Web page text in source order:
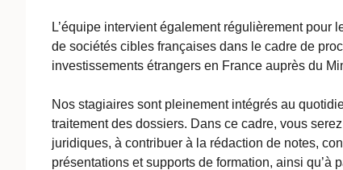
L’équipe intervient également régulièrement pour
de sociétés cibles françaises dans le cadre de
investissements étrangers en France auprès du
Nos stagiaires sont pleinement intégrés au
traitement des dossiers. Dans ce cadre, vous
juridiques, à contribuer à la rédaction de notes,
présentations et supports de formation, ainsi qu’à